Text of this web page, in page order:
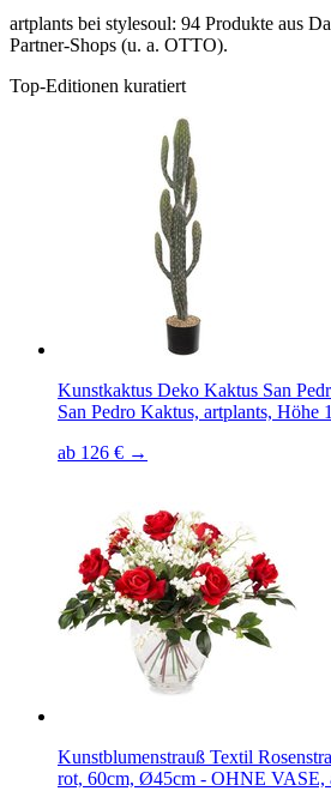
artplants bei stylesoul: 94 Produkte aus
Partner-Shops (u. a. OTTO).
Top-Editionen kuratiert
Kunstkaktus Deko Kaktus San
San Pedro Kaktus, artplants, Höhe
ab 126 € →
Kunstblumenstrauß Textil
rot, 60cm, Ø45cm - OHNE VASE,